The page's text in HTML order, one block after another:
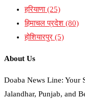
हरियाणा(25)
हिमाचल प्रदेश (80)
होशियारपुर (5)
About Us
Doaba News Line: Your
Jalandhar, Punjab, and